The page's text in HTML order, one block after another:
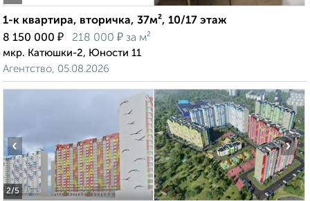
1-к квартира, вторичка, 37м², 10/17 этаж
8 150 000 ₽ 218 000 ₽ за м²
мкр. Катюшки-2, Юности 11
Агентство, 05.08.2026
2/5
‹ ›